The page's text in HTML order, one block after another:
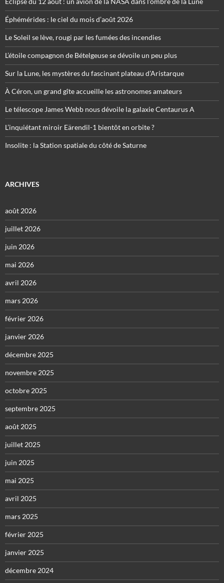
Éphémérides : le ciel du mois d’août 2026
Le Soleil se lève, rougi par les fumées des incendies
L’étoile compagnon de Bételgeuse se dévoile un peu plus
Sur la Lune, les mystères du fascinant plateau d’Aristarque
À Céron, un grand gîte accueille les astronomes amateurs
Le télescope James Webb nous dévoile la galaxie Centaurus A
L’inquiétant miroir Eärendil-1 bientôt en orbite ?
Insolite : la Station spatiale du côté de Saturne
ARCHIVES
août 2026
juillet 2026
juin 2026
mai 2026
avril 2026
mars 2026
février 2026
janvier 2026
décembre 2025
novembre 2025
octobre 2025
septembre 2025
août 2025
juillet 2025
juin 2025
mai 2025
avril 2025
mars 2025
février 2025
janvier 2025
décembre 2024